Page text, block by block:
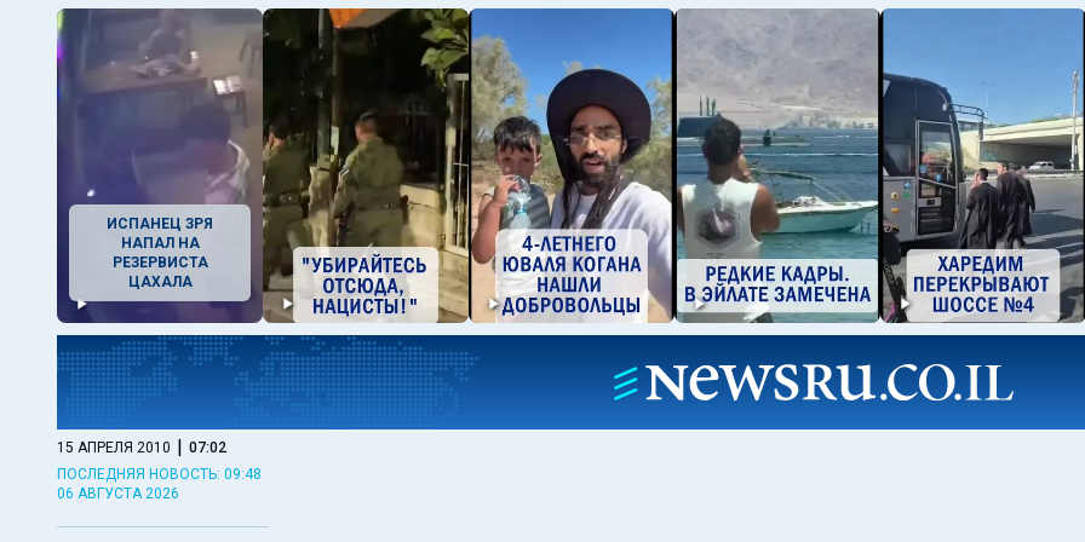
ИСПАНЕЦ ЗРЯ
НАПАЛ НА
РЕЗЕРВИСТА
ЦАХАЛА
15 АПРЕЛЯ 2010 | 07:02
ПОСЛЕДНЯЯ НОВОСТЬ: 09:48
06 АВГУСТА 2026